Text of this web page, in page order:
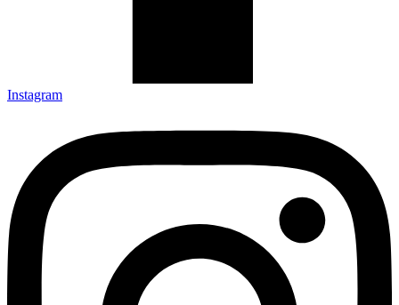
Instagram